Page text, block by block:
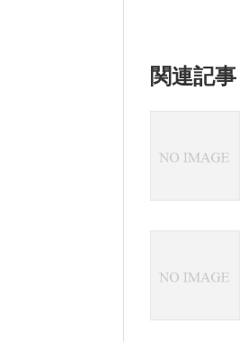
関連記事